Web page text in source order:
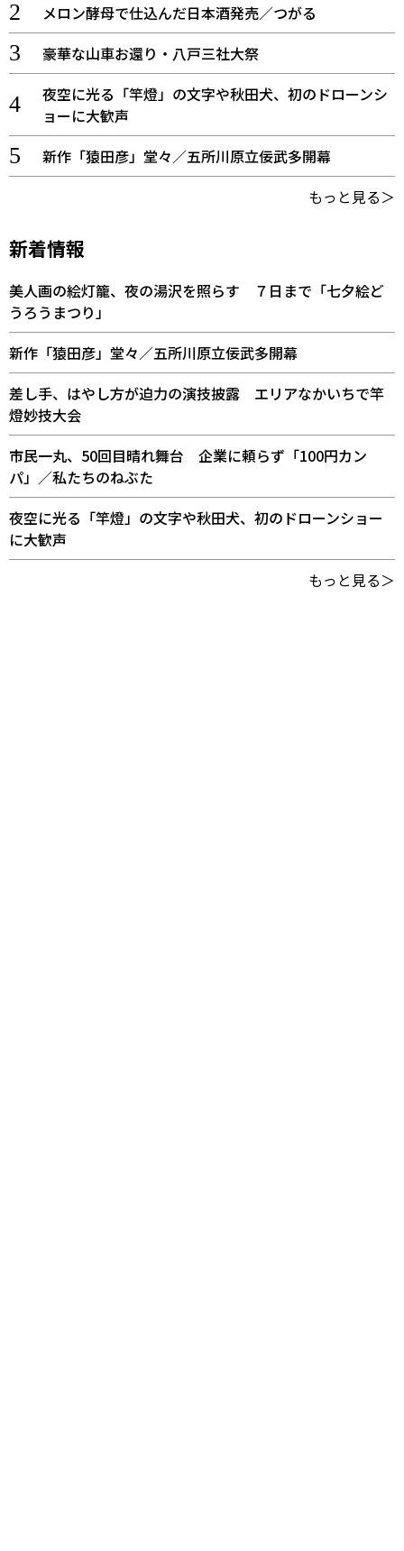
メロン酵母で仕込んだ日本酒発売／つがる
豪華な山車お還り・八戸三社大祭
夜空に光る「竿燈」の文字や秋田犬、初のドローンシ
ョーに大歓声
新作「猿田彦」堂々／五所川原立佞武多開幕
もっと見る＞
新着情報
美人画の絵灯籠、夜の湯沢を照らす ７日まで「七夕絵ど
うろうまつり」
新作「猿田彦」堂々／五所川原立佞武多開幕
差し手、はやし方が迫力の演技披露 エリアなかいちで竿
燈妙技大会
市民一丸、50回目晴れ舞台 企業に頼らず「100円カン
パ」／私たちのねぶた
夜空に光る「竿燈」の文字や秋田犬、初のドローンショー
に大歓声
もっと見る＞